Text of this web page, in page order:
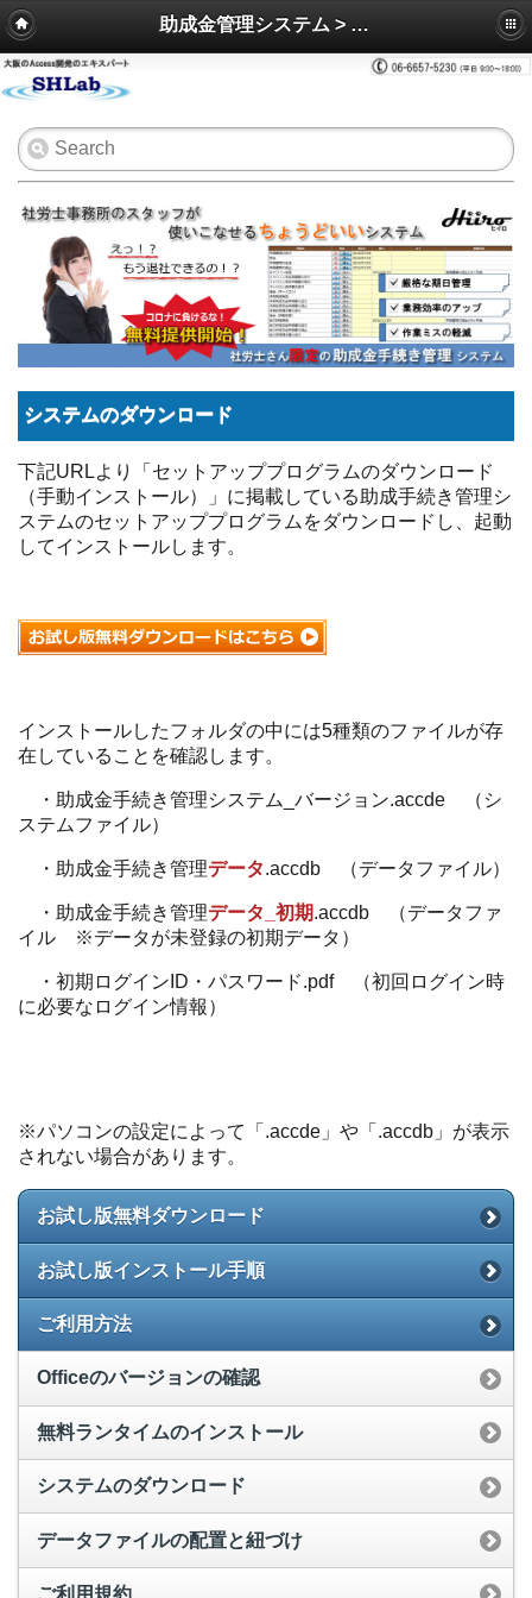
助成金管理システム > ご利用方法
システムのダウンロード
下記URLより「セットアッププログラムのダウンロード
（手動インストール）」に掲載している助成手続き管理シ
ステムのセットアッププログラムをダウンロードし、起動
してインストールします。
インストールしたフォルダの中には5種類のファイルが存
在していることを確認します。
・助成金手続き管理システム_バージョン.accde （シ
ステムファイル）
・助成金手続き管理データ.accdb （データファイル）
・助成金手続き管理データ_初期.accdb （データファ
イル ※データが未登録の初期データ）
・初期ログインID・パスワード.pdf （初回ログイン時
に必要なログイン情報）
※パソコンの設定によって「.accde」や「.accdb」が表示
されない場合があります。
お試し版無料ダウンロード
お試し版インストール手順
ご利用方法
Officeのバージョンの確認
無料ランタイムのインストール
システムのダウンロード
データファイルの配置と紐づけ
ご利用規約